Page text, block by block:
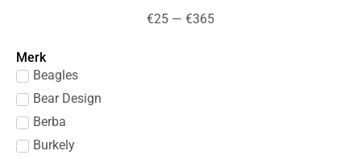
€25 — €365
Merk
Beagles
Bear Design
Berba
Burkely